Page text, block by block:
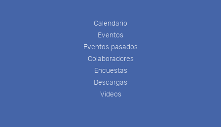
Calendario
Eventos
Eventos pasados
Colaboradores
Encuestas
Descargas
Videos